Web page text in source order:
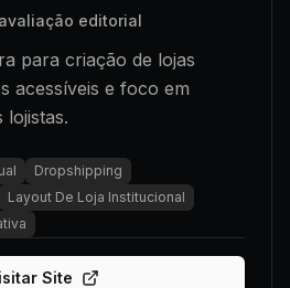
avaliação editorial
para criação de lojas
acessíveis e foco em
lojistas.
Dropshipping
Layout De Loja Institucional
Site